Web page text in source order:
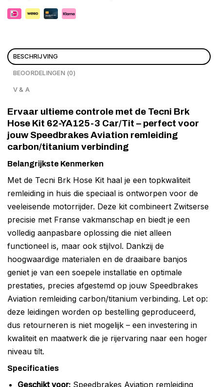
BESCHRIJVING
BEOORDELINGEN (0)
V & A
Ervaar ultieme controle met de Tecni Brk
Hose Kit 62-YA125-3 Car/Tit – perfect voor
jouw Speedbrakes Aviation remleiding
carbon/titanium verbinding
Belangrijkste Kenmerken
Met de Tecni Brk Hose Kit haal je een topkwaliteit
remleiding in huis die speciaal is ontworpen voor de
veeleisende motorrijder. Deze kit combineert Zwitserse
precisie met Franse vakmanschap en biedt je een
volledig aanpasbare oplossing die niet alleen
functioneel is, maar ook stijlvol. Dankzij de
hoogwaardige materialen en de draaibare banjos
geniet je van een soepele installatie en optimale
prestaties, precies afgestemd op jouw Speedbrakes
Aviation remleiding carbon/titanium verbinding. Let op:
deze leidingen worden op bestelling geproduceerd,
dus retourneren is niet mogelijk – een investering in
kwaliteit en maatwerk die je rijervaring naar een hoger
niveau tilt.
Specificaties
Geschikt voor:Speedbrakes Aviation remleiding